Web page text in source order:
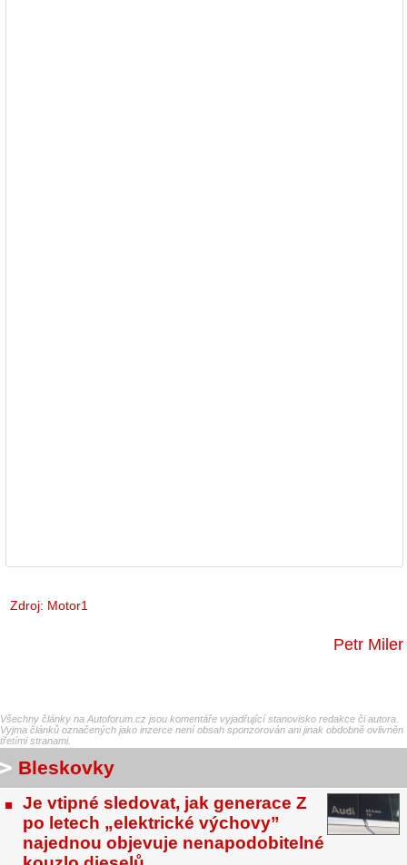
Zdroj: Motor1
Petr Miler
Všechny články na Autoforum.cz jsou komentáře vyjadřující stanovisko redakce či autora.
Vyjma článků označených jako inzerce není obsah sponzorován ani jinak obdobně ovlivněn
třetími stranami.
Bleskovky
Je vtipné sledovat, jak generace Z
po letech „elektrické výchovy”
najednou objevuje nenapodobitelné